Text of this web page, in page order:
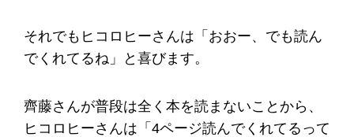
それでもヒコロヒーさんは「おおー、でも読ん
でくれてるね」と喜びます。
齊藤さんが普段は全く本を読まないことから、
ヒコロヒーさんは「4ページ読んでくれてるって